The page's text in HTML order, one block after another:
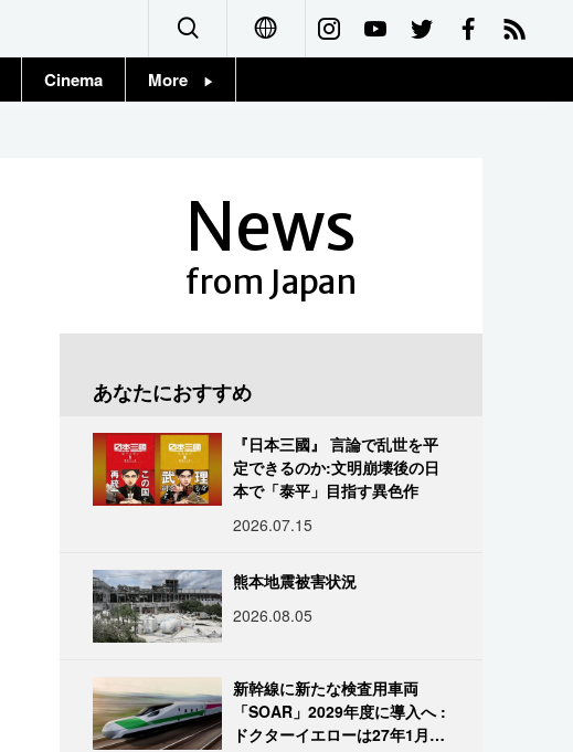
Français
Cinema More
News
from Japan
あなたにおすすめ
『日本三國』 言論で乱世を平
定できるのか:文明崩壊後の日
本で「泰平」目指す異色作
2026.07.15
熊本地震被害状況
2026.08.05
新幹線に新たな検査用車両
「SOAR」2029年度に導入へ :
ドクターイエローは27年1月に